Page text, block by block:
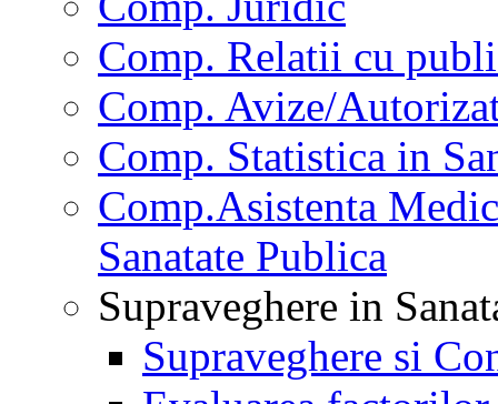
Comp. Relatii cu
Comp. Avize/
Comp. Statistica in
Comp.Asistenta
Sanatate Publica
Supraveghere in
Supraveghere si